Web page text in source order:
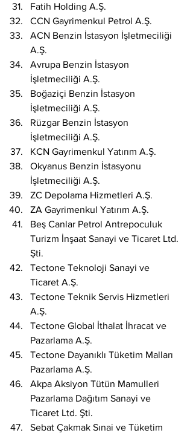
Fatih Holding A.Ş.
CCN Gayrimenkul Petrol A.Ş.
ACN Benzin İstasyon İşletmeciliği
A.Ş.
Avrupa Benzin İstasyon
İşletmeciliği A.Ş.
Boğaziçi Benzin İstasyon
İşletmeciliği A.Ş.
Rüzgar Benzin İstasyon
İşletmeciliği A.Ş.
KCN Gayrimenkul Yatırım A.Ş.
Okyanus Benzin İstasyonu
İşletmeciliği A.Ş.
ZC Depolama Hizmetleri A.Ş.
ZA Gayrimenkul Yatırım A.Ş.
Beş Canlar Petrol Antrepoculuk
Turizm İnşaat Sanayi ve Ticaret Ltd.
Şti.
Tectone Teknoloji Sanayi ve
Ticaret A.Ş.
Tectone Teknik Servis Hizmetleri
A.Ş.
Tectone Global İthalat İhracat ve
Pazarlama A.Ş.
Tectone Dayanıklı Tüketim Malları
Pazarlama A.Ş.
Akpa Aksiyon Tütün Mamulleri
Pazarlama Dağıtım Sanayi ve
Ticaret Ltd. Şti.
Sebat Çakmak Sınai ve Tüketim